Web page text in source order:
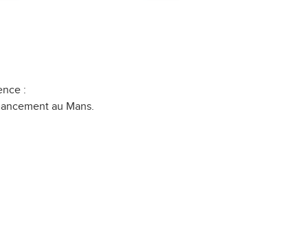
:
au Mans.